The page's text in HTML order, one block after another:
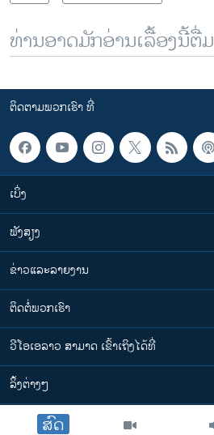
ສົດ
ທ່ານອາດມັກອ່ານເລື້ອງນີ້ຕື່ມ
ຕິດຕາມພວກເຮົາ ທີ່
ເບິ່ງ
ຟັງສຽງ
ຂ່າວແລະລາຍງານ
ຕິດຕໍ່ພວກເຮົາ
ວີໂອເອລາວ ສາມາດ ເຂົ້າເຖິງໄດ້ທີ່
​ລິ້ງ​ຕ່າງໆ